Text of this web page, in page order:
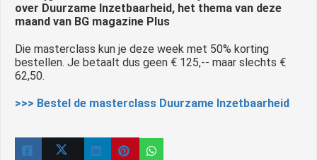
over Duurzame Inzetbaarheid, het thema van deze
maand van BG magazine Plus
Die masterclass kun je deze week met 50% korting
bestellen. Je betaalt dus geen € 125,-- maar slechts €
62,50.
>>> Bestel de masterclass Duurzame Inzetbaarheid